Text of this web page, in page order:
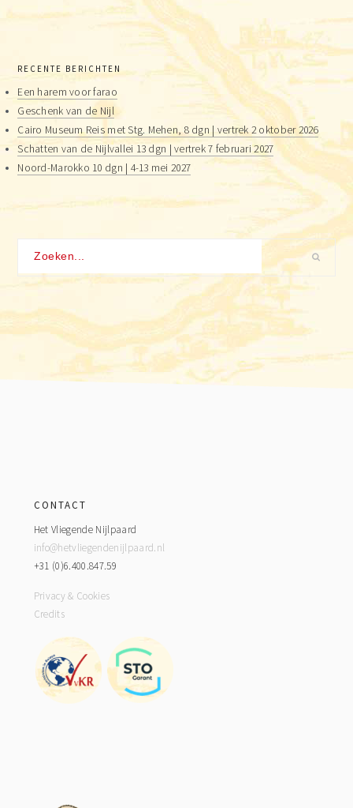
RECENTE BERICHTEN
Een harem voor farao
Geschenk van de Nijl
Cairo Museum Reis met Stg. Mehen, 8 dgn | vertrek 2 oktober 2026
Schatten van de Nijlvallei 13 dgn | vertrek 7 februari 2027
Noord-Marokko 10 dgn | 4-13 mei 2027
CONTACT
Het Vliegende Nijlpaard
info@hetvliegendenijlpaard.nl
+31 (0)6.400.847.59
Privacy & Cookies
Credits